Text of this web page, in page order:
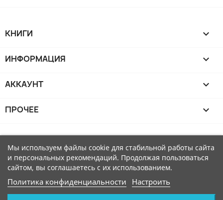
КНИГИ 
ИНФОРМАЦИЯ 
АККАУНТ 
ПРОЧЕЕ 
Мы используем файлы cookie для стабильной работы сайта
и персональных рекомендаций. Продолжая пользоваться
сайтом, вы соглашаетесь с их использованием.
Политика конфиденциальности Настроить